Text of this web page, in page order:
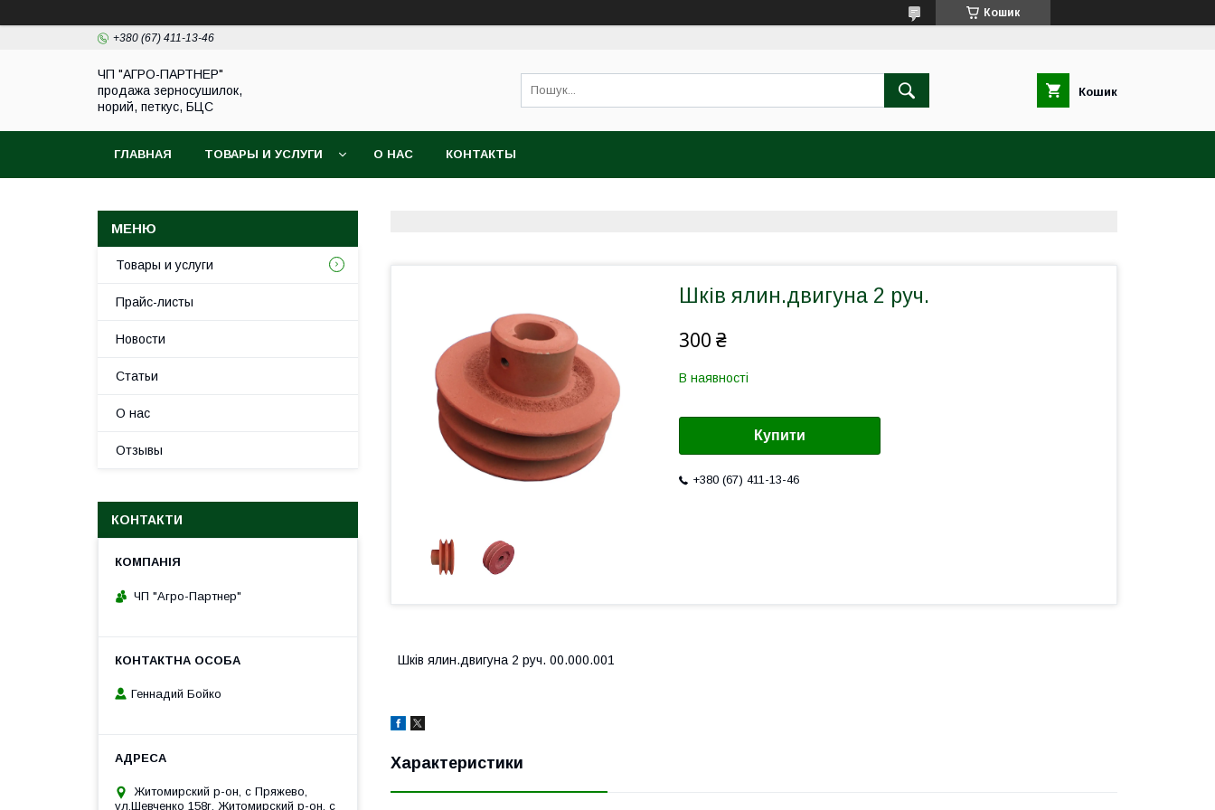
Кошик
+380 (67) 411-13-46
ЧП "АГРО-ПАРТНЕР"
продажа зерносушилок,
норий, петкус, БЦС
Кошик
ГЛАВНАЯ ТОВАРЫ И УСЛУГИ О НАС КОНТАКТЫ
Шків ялин.двигуна 2 руч.
300 ₴
В наявності
Купити
+380 (67) 411-13-46
Шків ялин.двигуна 2 руч. 00.000.001
Характеристики
Товары и услуги
Прайс-листы
Новости
Статьи
О нас
Отзывы
КОНТАКТИ
ЧП "Агро-Партнер"
Геннадий Бойко
Житомирский р-он, с Пряжево,
ул.Шевченко 158г, Житомирский р-он, с